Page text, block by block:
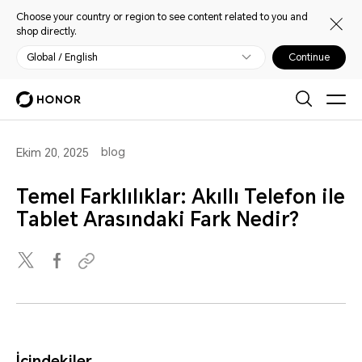
Choose your country or region to see content related to you and
shop directly.
Global / English Continue
Ekim 20, 2025 blog
Temel Farklılıklar: Akıllı Telefon ile
Tablet Arasındaki Fark Nedir?